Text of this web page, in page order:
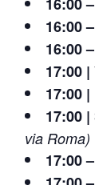
16:00
16:00
17:00
17:00
17:00
via Roma)
17:00